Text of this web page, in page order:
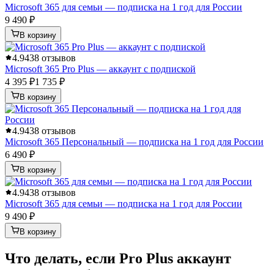
Microsoft 365 для семьи — подписка на 1 год для России
9 490 ₽
В корзину
4.9438 отзывов
Microsoft 365 Pro Plus — аккаунт с подпиской
4 395 ₽1 735 ₽
В корзину
4.9438 отзывов
Microsoft 365 Персональный — подписка на 1 год для России
6 490 ₽
В корзину
4.9438 отзывов
Microsoft 365 для семьи — подписка на 1 год для России
9 490 ₽
В корзину
Что делать, если Pro Plus аккаунт